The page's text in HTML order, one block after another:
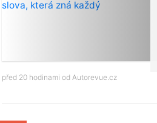
před 20 hodinami od Autorevue.cz